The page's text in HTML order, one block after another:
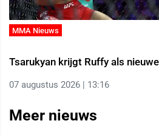
MMA Nieuws
Tsarukyan krijgt Ruffy als
07 augustus 2026 | 13:16
Meer nieuws